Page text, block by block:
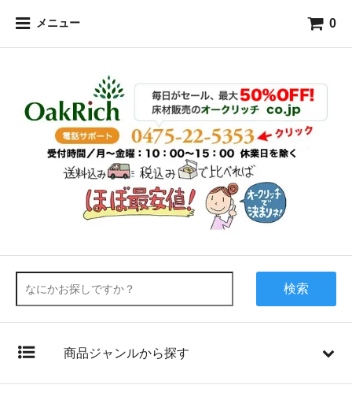
メニュー 0
検索
商品ジャンルから探す